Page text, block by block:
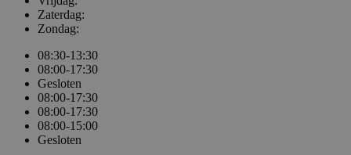
Zaterdag:
Zondag:
08:30-13:30
08:00-17:30
Gesloten
08:00-17:30
08:00-17:30
08:00-15:00
Gesloten